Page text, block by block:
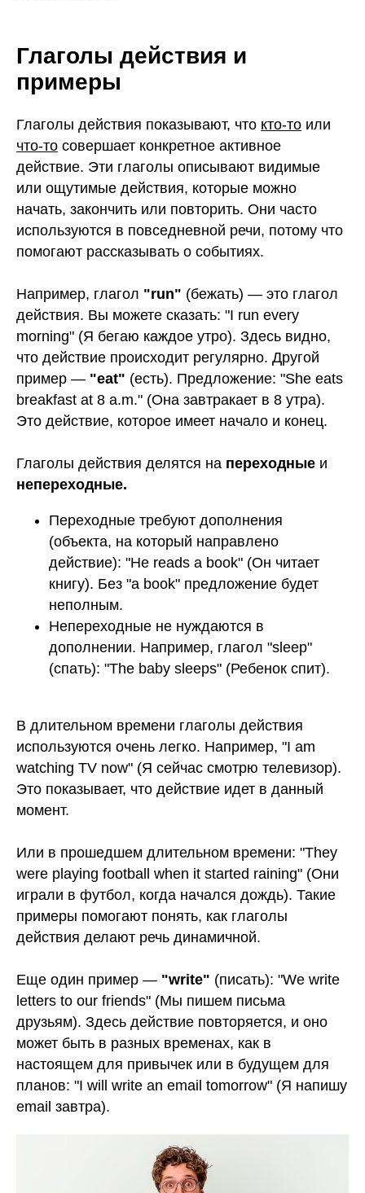
Глаголы действия и
примеры
Глаголы действия показывают, что кто-то или
что-то совершает конкретное активное
действие. Эти глаголы описывают видимые
или ощутимые действия, которые можно
начать, закончить или повторить. Они часто
используются в повседневной речи, потому что
помогают рассказывать о событиях.
Например, глагол "run" (бежать) — это глагол
действия. Вы можете сказать: "I run every
morning" (Я бегаю каждое утро). Здесь видно,
что действие происходит регулярно. Другой
пример — "eat" (есть). Предложение: "She eats
breakfast at 8 a.m." (Она завтракает в 8 утра).
Это действие, которое имеет начало и конец.
Глаголы действия делятся на переходные и
непереходные.
Переходные требуют дополнения
(объекта, на который направлено
действие): "He reads a book" (Он читает
книгу). Без "a book" предложение будет
неполным.
Непереходные не нуждаются в
дополнении. Например, глагол "sleep"
(спать): "The baby sleeps" (Ребенок спит).
В длительном времени глаголы действия
используются очень легко. Например, "I am
watching TV now" (Я сейчас смотрю телевизор).
Это показывает, что действие идет в данный
момент.
Или в прошедшем длительном времени: "They
were playing football when it started raining" (Они
играли в футбол, когда начался дождь). Такие
примеры помогают понять, как глаголы
действия делают речь динамичной.
Еще один пример — "write" (писать): "We write
letters to our friends" (Мы пишем письма
друзьям). Здесь действие повторяется, и оно
может быть в разных временах, как в
настоящем для привычек или в будущем для
планов: "I will write an email tomorrow" (Я напишу
email завтра).